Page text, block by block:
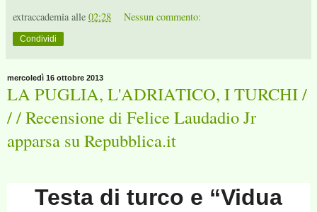
extraccademia alle 02:28 Nessun commento:
Condividi
mercoledì 16 ottobre 2013
LA PUGLIA, L'ADRIATICO, I TURCHI /
/ / Recensione di Felice Laudadio Jr
apparsa su Repubblica.it
Testa di turco e “Vidua